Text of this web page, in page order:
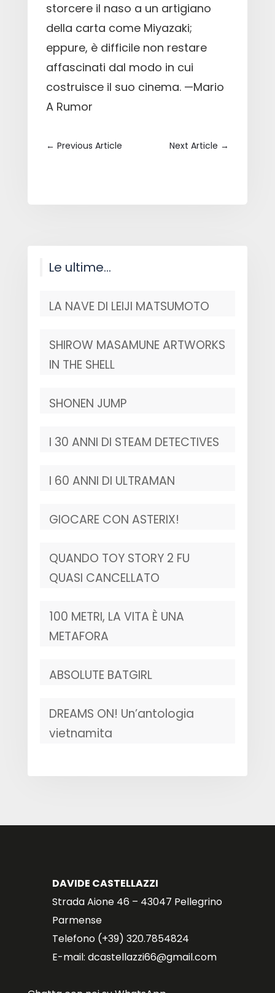
storcere il naso a un artigiano
della carta come Miyazaki;
eppure, è difficile non restare
affascinati dal modo in cui
costruisce il suo cinema. —Mario
A Rumor
← Previous Article Next Article →
Le ultime…
LA NAVE DI LEIJI MATSUMOTO
SHIROW MASAMUNE ARTWORKS
IN THE SHELL
SHONEN JUMP
I 30 ANNI DI STEAM DETECTIVES
I 60 ANNI DI ULTRAMAN
GIOCARE CON ASTERIX!
QUANDO TOY STORY 2 FU
QUASI CANCELLATO
100 METRI, LA VITA È UNA
METAFORA
ABSOLUTE BATGIRL
DREAMS ON! Un’antologia
vietnamita
DAVIDE CASTELLAZZI
Strada Aione 46 – 43047 Pellegrino
Parmense
Telefono (+39) 320.7854824
E-mail: dcastellazzi66@gmail.com